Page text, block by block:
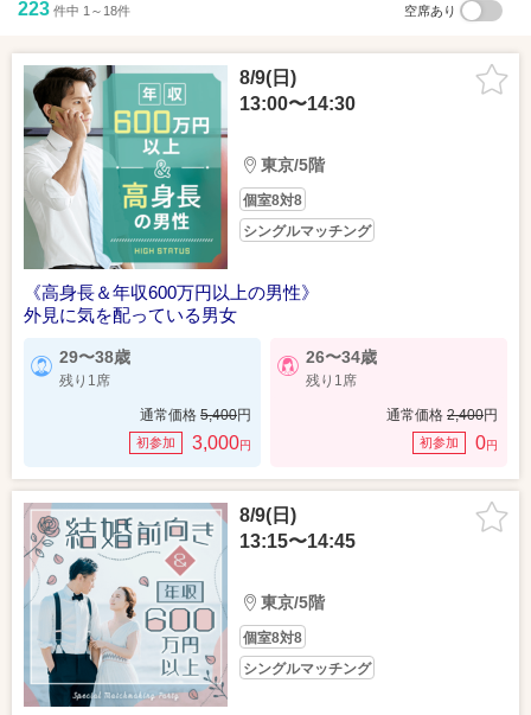
223 件中 1～18件 空席あり
8/9(日)
13:00〜14:30
東京/5階
個室8対8
シングルマッチング
《高身長＆年収600万円以上の男性》
外見に気を配っている男女
29〜38歳
残り1席
通常価格 5,400円
初参加 3,000円
26〜34歳
残り1席
通常価格 2,400円
初参加 0円
8/9(日)
13:15〜14:45
東京/5階
個室8対8
シングルマッチング